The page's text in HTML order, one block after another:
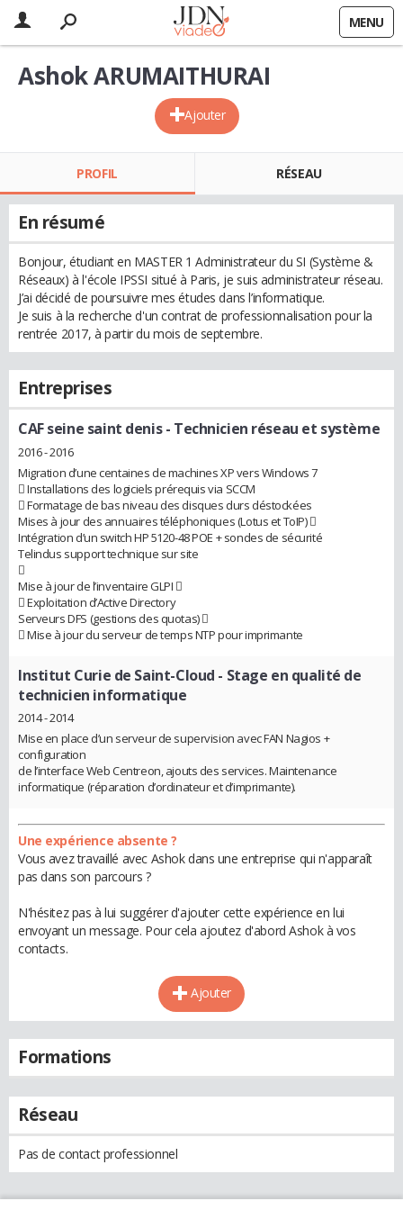
MENU
Ajouter
Ashok ARUMAITHURAI
PROFIL RÉSEAU
En résumé
Bonjour, étudiant en MASTER 1 Administrateur du SI (Système &
Réseaux) à l'école IPSSI situé à Paris, je suis administrateur réseau.
J’ai décidé de poursuivre mes études dans l’informatique.
Je suis à la recherche d'un contrat de professionnalisation pour la
rentrée 2017, à partir du mois de septembre.
Entreprises
CAF seine saint denis- Technicien réseau et système
2016 - 2016
Migration d’une centaines de machines XP vers Windows 7
 Installations des logiciels prérequis via SCCM
 Formatage de bas niveau des disques durs déstockées
Mises à jour des annuaires téléphoniques (Lotus et ToIP) 
Intégration d’un switch HP 5120-48 POE + sondes de sécurité
Telindus support technique sur site

Mise à jour de l’inventaire GLPI 
 Exploitation d’Active Directory
Serveurs DFS (gestions des quotas) 
 Mise à jour du serveur de temps NTP pour imprimante
Institut Curie de Saint-Cloud - Stage en qualité de
technicien informatique
2014 - 2014
Mise en place d’un serveur de supervision avec FAN Nagios +
configuration
de l’interface Web Centreon, ajouts des services. Maintenance
informatique (réparation d’ordinateur et d’imprimante).
Une expérience absente ?
Vous avez travaillé avec Ashok dans une entreprise qui n'apparaît
pas dans son parcours ?
N'hésitez pas à lui suggérer d'ajouter cette expérience en lui
envoyant un message. Pour cela ajoutez d'abord Ashok à vos
contacts.
Ajouter
Formations
Réseau
Pas de contact professionnel